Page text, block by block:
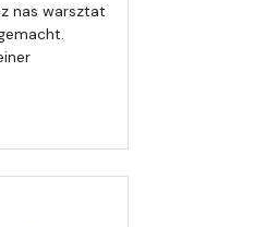
nas warsztat